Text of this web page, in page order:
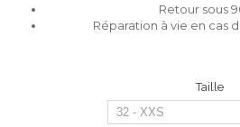
Retour sous
Réparation à vie en cas
Taille